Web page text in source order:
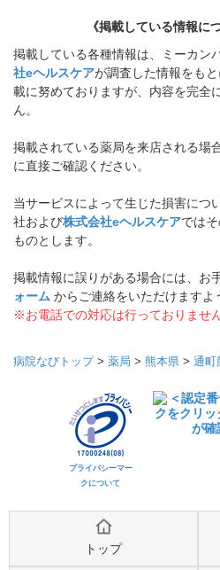
《掲載している情報に
掲載している各種情報は、ミーカン
社eヘルスケアが調査した情報をも
載に努めておりますが、内容を完全
ん。
掲載されている薬局を来店される場
に直接ご確認ください。
当サービスによって生じた損害につ
社および株式会社eヘルスケアでは
ものとします。
掲載情報に誤りがある場合には、お
ォーム からご連絡をいただけますよ
※お電話での対応は行っておりませ
病院なびトップ> 薬局 > 熊本県 > 通町
プライバシーマー
クについて
トップ